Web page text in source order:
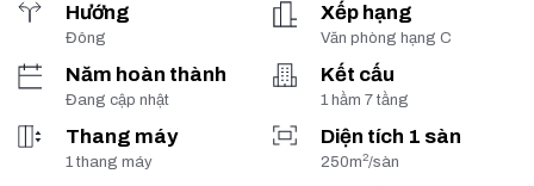
Hướng
Đông
Xếp hạng
Văn phòng hạng C
Năm hoàn thành
Đang cập nhật
Kết cấu
1 hầm 7 tầng
Thang máy
1 thang máy
Diện tích 1 sàn
250m2/sàn